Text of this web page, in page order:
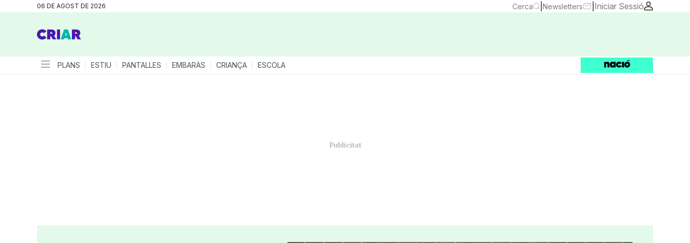
06 DE AGOST DE 2026 Cerca Newsletters Iniciar Sessió
PLANS ESTIU PANTALLES EMBARÀS CRIANÇA ESCOLA